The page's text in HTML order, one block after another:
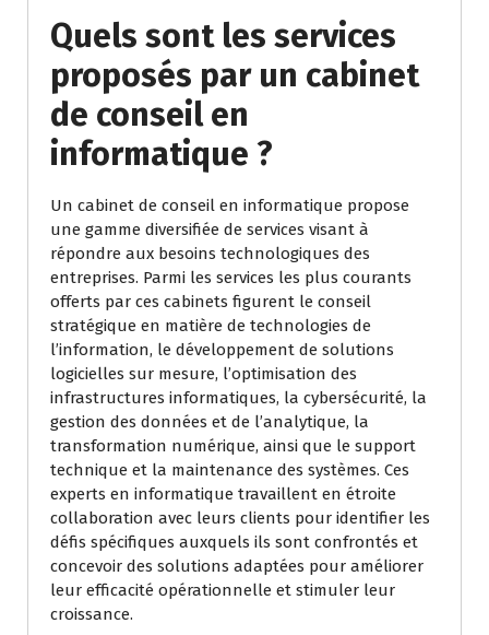
Quels sont les services
proposés par un cabinet
de conseil en
informatique ?
Un cabinet de conseil en informatique propose
une gamme diversifiée de services visant à
répondre aux besoins technologiques des
entreprises. Parmi les services les plus courants
offerts par ces cabinets figurent le conseil
stratégique en matière de technologies de
l’information, le développement de solutions
logicielles sur mesure, l’optimisation des
infrastructures informatiques, la cybersécurité, la
gestion des données et de l’analytique, la
transformation numérique, ainsi que le support
technique et la maintenance des systèmes. Ces
experts en informatique travaillent en étroite
collaboration avec leurs clients pour identifier les
défis spécifiques auxquels ils sont confrontés et
concevoir des solutions adaptées pour améliorer
leur efficacité opérationnelle et stimuler leur
croissance.